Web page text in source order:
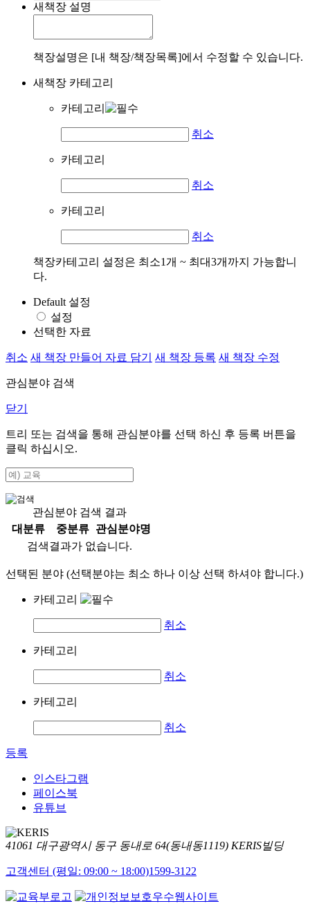
새책장 설명
책장설명은 [내 책장/책장목록]에서 수정할 수 있습니다.
새책장 카테고리
카테고리
취소
카테고리
취소
카테고리
취소
책장카테고리 설정은 최소1개 ~ 최대3개까지 가능합니
다.
Default 설정
설정
선택한 자료
취소 새 책장 만들어 자료 담기 새 책장 등록 새 책장 수정
관심분야 검색
닫기
트리 또는 검색을 통해 관심분야를 선택 하신 후 등록 버튼을
클릭 하십시오.
관심분야 검색 결과
대분류
중분류
관심분야명
검색결과가 없습니다.
선택된 분야 (선택분야는 최소 하나 이상 선택 하셔야 합니다.)
카테고리
취소
카테고리
취소
카테고리
취소
등록
인스타그램
페이스북
유튜브
41061 대구광역시 동구 동내로 64(동내동1119) KERIS빌딩
고객센터 (평일: 09:00 ~ 18:00)1599-3122